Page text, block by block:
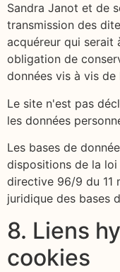
Sandra Janot et de
transmission des
acquéreur qui serait
obligation de
données vis à vis
Le site n'est pas
les données
Les bases de
dispositions de la
directive 96/9 du 11
juridique des bases
8. Liens
cookies